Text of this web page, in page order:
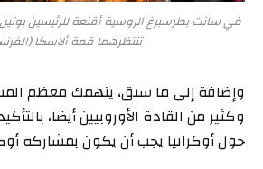
في سانت بطرسبرغ الروسية أقنعة للرئيسين
تنتظرهما قمة ألاسكا
وإضافة إلى ما سبق، ينهمك معظم
وكثير من القادة الأوروبيين أيضا،
حول أوكرانيا يجب أن يكون بمشاركة